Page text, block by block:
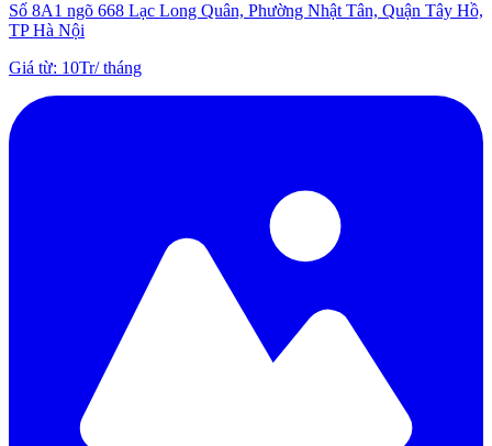
Số 8A1 ngõ 668 Lạc Long Quân, Phường Nhật Tân, Quận Tây Hồ,
TP Hà Nội
Giá từ: 10Tr/tháng